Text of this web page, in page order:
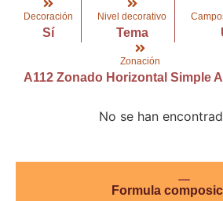
Decoración
Sí
Nivel decorativo
Tema
Zonación
A112 Zonado Horizontal Simple
No se han
Formula